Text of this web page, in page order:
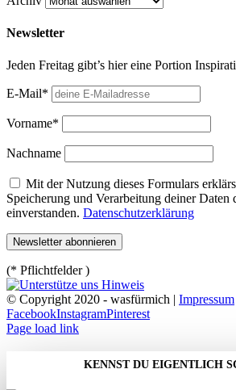
Newsletter
Jeden Freitag gibt’s hier eine Portion
E-Mail*
Vorname*
Nachname
Mit der Nutzung dieses Formulars
Speicherung und Verarbeitung deiner Daten
einverstanden. Datenschutzerklärung
(* Pflichtfelder )
© Copyright 2020 - wasfürmich | Impressum
FacebookInstagramPinterest
Page load link
KENNST DU EIGENTLICH